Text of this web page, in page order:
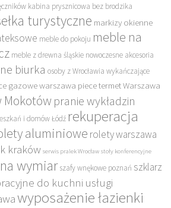
kabina prysznicowa bez brodzika
turystyczne markizy okienne
meble do pokoju meble na
meble z drewna śląskie nowoczesne akcesoria
biurka osoby z Wrocławia wykańczające
gazowe warszawa piece termet Warszawa
Mokotów pranie wykładzin
i domów Łódź rekuperacja
aluminiowe rolety warszawa
kraków serwis pralek Wrocław stoły konferencyjne
wymiar szafy wnękowe poznań szklarz
do kuchni usługi
wyposażenie łazienki